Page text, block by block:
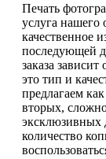
Печать
услуга нашего
качественное
последующей
заказа
это тип и
предлагаем
вторых,
эксклюзивных
количество